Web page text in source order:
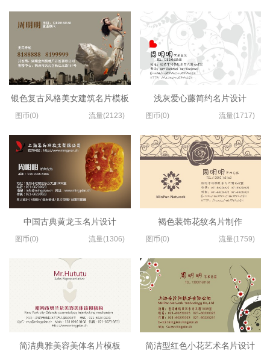
银色复古风格美女建筑名片模板
图币(0) 流量(2123)
中国古典黄龙玉名片设计
图币(0) 流量(1306)
简洁典雅美容美体名片模板
浅灰爱心藤简约名片设计
图币(0) 流量(1717)
褐色装饰花纹名片制作
图币(0) 流量(1759)
简洁型红色小花艺术名片设计